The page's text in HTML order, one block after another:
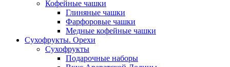
Кофейные чашки
Глиняные чашки
Фарфоровые чашки
Медные кофейные чашки
Сухофрукты. Орехи
Сухофрукты
Подарочные наборы